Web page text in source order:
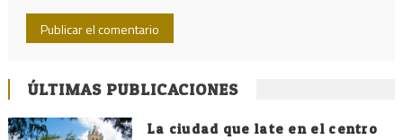
ÚLTIMAS PUBLICACIONES
La ciudad que late en el centro